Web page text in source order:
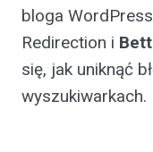
bloga
Redirection i
się, jak uniknąć
wyszukiwarkach.